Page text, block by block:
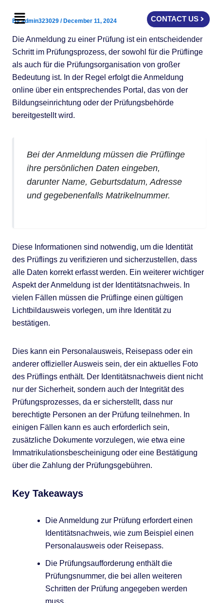
Menu CONTACT US
Byadmin323029 /December 11, 2024
Die Anmeldung zu einer Prüfung ist ein entscheidender
Schritt im Prüfungsprozess, der sowohl für die Prüflinge
als auch für die Prüfungsorganisation von großer
Bedeutung ist. In der Regel erfolgt die Anmeldung
online über ein entsprechendes Portal, das von der
Bildungseinrichtung oder der Prüfungsbehörde
bereitgestellt wird.
Bei der Anmeldung müssen die Prüflinge
ihre persönlichen Daten eingeben,
darunter Name, Geburtsdatum, Adresse
und gegebenenfalls Matrikelnummer.
Diese Informationen sind notwendig, um die Identität
des Prüflings zu verifizieren und sicherzustellen, dass
alle Daten korrekt erfasst werden. Ein weiterer wichtiger
Aspekt der Anmeldung ist der Identitätsnachweis. In
vielen Fällen müssen die Prüflinge einen gültigen
Lichtbildausweis vorlegen, um ihre Identität zu
bestätigen.
Dies kann ein Personalausweis, Reisepass oder ein
anderer offizieller Ausweis sein, der ein aktuelles Foto
des Prüflings enthält. Der Identitätsnachweis dient nicht
nur der Sicherheit, sondern auch der Integrität des
Prüfungsprozesses, da er sicherstellt, dass nur
berechtigte Personen an der Prüfung teilnehmen. In
einigen Fällen kann es auch erforderlich sein,
zusätzliche Dokumente vorzulegen, wie etwa eine
Immatrikulationsbescheinigung oder eine Bestätigung
über die Zahlung der Prüfungsgebühren.
Key Takeaways
Die Anmeldung zur Prüfung erfordert einen
Identitätsnachweis, wie zum Beispiel einen
Personalausweis oder Reisepass.
Die Prüfungsaufforderung enthält die
Prüfungsnummer, die bei allen weiteren
Schritten der Prüfung angegeben werden